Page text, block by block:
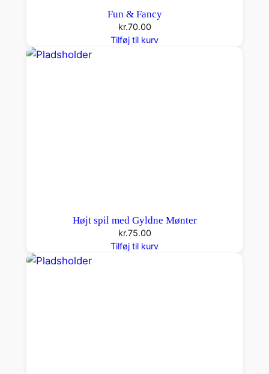
Fun & Fancy
kr.70.00
Tilføj til kurv
Højt spil med Gyldne Mønter
kr.75.00
Tilføj til kurv